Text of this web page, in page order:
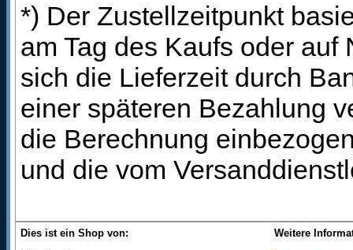
*) Der Zustellzeitpunkt
am Tag des Kaufs oder
sich die Lieferzeit durch
einer späteren Bezahlung
die Berechnung
und die vom
Dies ist ein Shop von:
Weitere